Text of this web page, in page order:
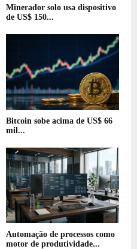
Minerador solo usa dispositivo
de US$ 150...
Bitcoin sobe acima de US$ 66
mil...
Automação de processos como
motor de produtividade...